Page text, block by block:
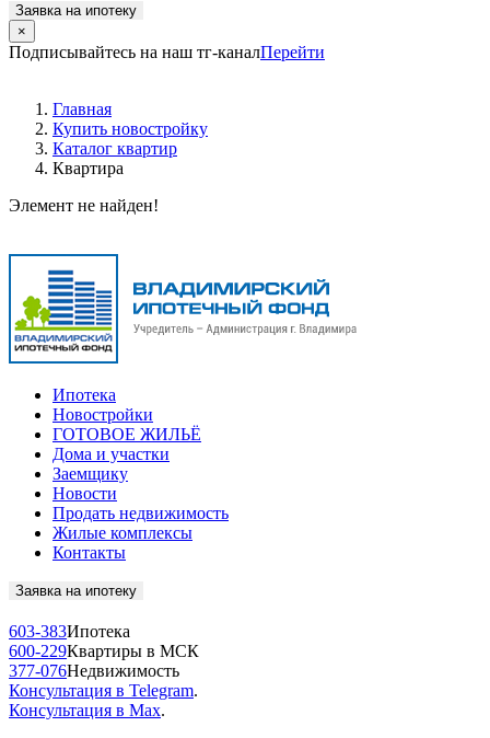
Заявка на ипотеку
×
Подписывайтесь на наш тг-каналПерейти
Главная
Купить новостройку
Каталог квартир
Квартира
Элемент не найден!
Ипотека
Новостройки
ГОТОВОЕ ЖИЛЬЁ
Дома и участки
Заемщику
Новости
Продать недвижимость
Жилые комплексы
Контакты
Заявка на ипотеку
603-383Ипотека
600-229Квартиры в МСК
377-076Недвижимость
Консультация в Telegram.
Консультация в Max.